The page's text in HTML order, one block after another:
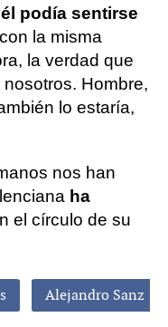
él podía sentirse
la misma
la verdad que
Hombre,
lo estaría,
nos han
ha
el círculo de su
Alejandro Sanz